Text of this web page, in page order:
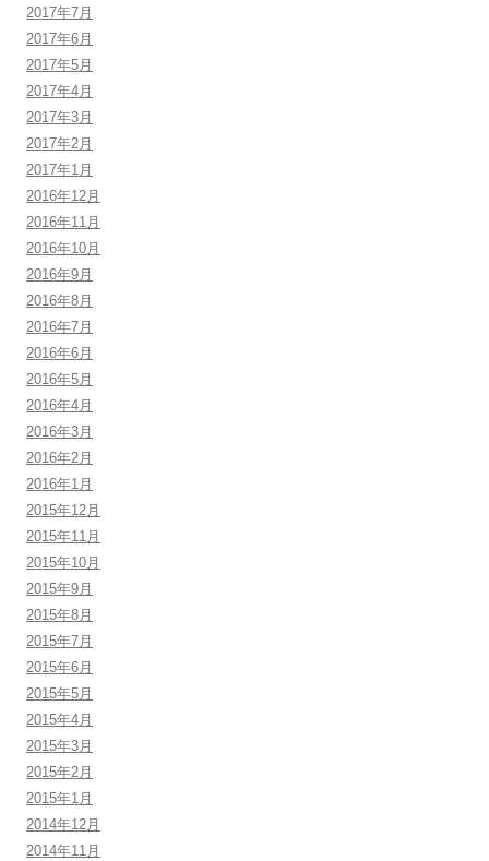
2017年7月
2017年6月
2017年5月
2017年4月
2017年3月
2017年2月
2017年1月
2016年12月
2016年11月
2016年10月
2016年9月
2016年8月
2016年7月
2016年6月
2016年5月
2016年4月
2016年3月
2016年2月
2016年1月
2015年12月
2015年11月
2015年10月
2015年9月
2015年8月
2015年7月
2015年6月
2015年5月
2015年4月
2015年3月
2015年2月
2015年1月
2014年12月
2014年11月